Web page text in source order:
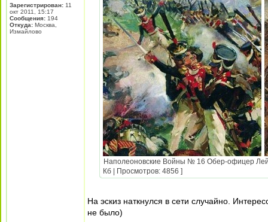
Зарегистрирован: 11
окт 2011, 15:17
Сообщения: 194
Откуда: Москва,
Измайлово
Наполеоновские Войны № 16 Обер-офицер
Кб | Просмотров: 4856 ]
На эскиз наткнулся в сети случайно.
не было)